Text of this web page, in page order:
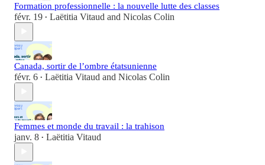
Formation professionnelle : la nouvelle lutte des classes
févr. 19 • Laëtitia Vitaud and Nicolas Colin
Canada, sortir de l’ombre étatsunienne
févr. 6 • Laëtitia Vitaud and Nicolas Colin
Femmes et monde du travail : la trahison
janv. 8 • Laëtitia Vitaud